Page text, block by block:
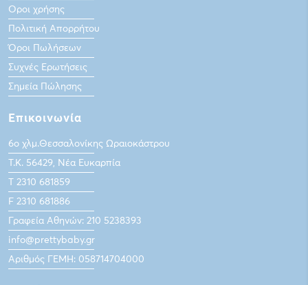
Οροι χρήσης
Πολιτική Απορρήτου
Όροι Πωλήσεων
Συχνές Ερωτήσεις
Σημεία Πώλησης
Επικοινωνία
6ο χλμ.Θεσσαλονίκης Ωραιοκάστρου
Τ.Κ. 56429, Νέα Ευκαρπία
Τ 2310 681859
F 2310 681886
Γραφεία Αθηνών: 210 5238393
info@prettybaby.gr
Αριθμός ΓΕΜΗ: 058714704000